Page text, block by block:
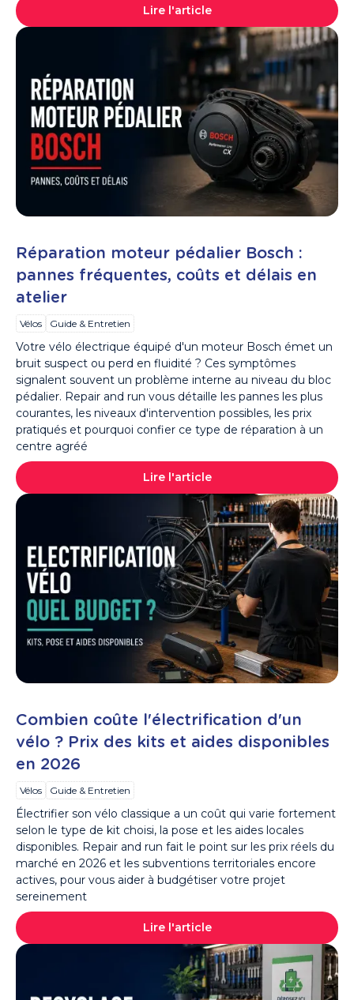
Lire l'article
Réparation moteur pédalier Bosch :
pannes fréquentes, coûts et délais en
atelier
Vélos Guide & Entretien
Votre vélo électrique équipé d'un moteur Bosch émet un
bruit suspect ou perd en fluidité ? Ces symptômes
signalent souvent un problème interne au niveau du bloc
pédalier. Repair and run vous détaille les pannes les plus
courantes, les niveaux d'intervention possibles, les prix
pratiqués et pourquoi confier ce type de réparation à un
centre agréé
Lire l'article
Combien coûte l'électrification d'un
vélo ? Prix des kits et aides disponibles
en 2026
Vélos Guide & Entretien
Électrifier son vélo classique a un coût qui varie fortement
selon le type de kit choisi, la pose et les aides locales
disponibles. Repair and run fait le point sur les prix réels du
marché en 2026 et les subventions territoriales encore
actives, pour vous aider à budgétiser votre projet
sereinement
Lire l'article